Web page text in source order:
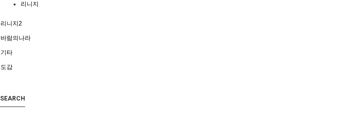
리니지
리니지2
바람의나라
기타
도감
SEARCH